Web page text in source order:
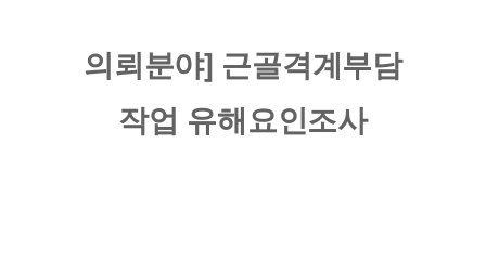
의뢰분야] 근골격계부담
작업 유해요인조사